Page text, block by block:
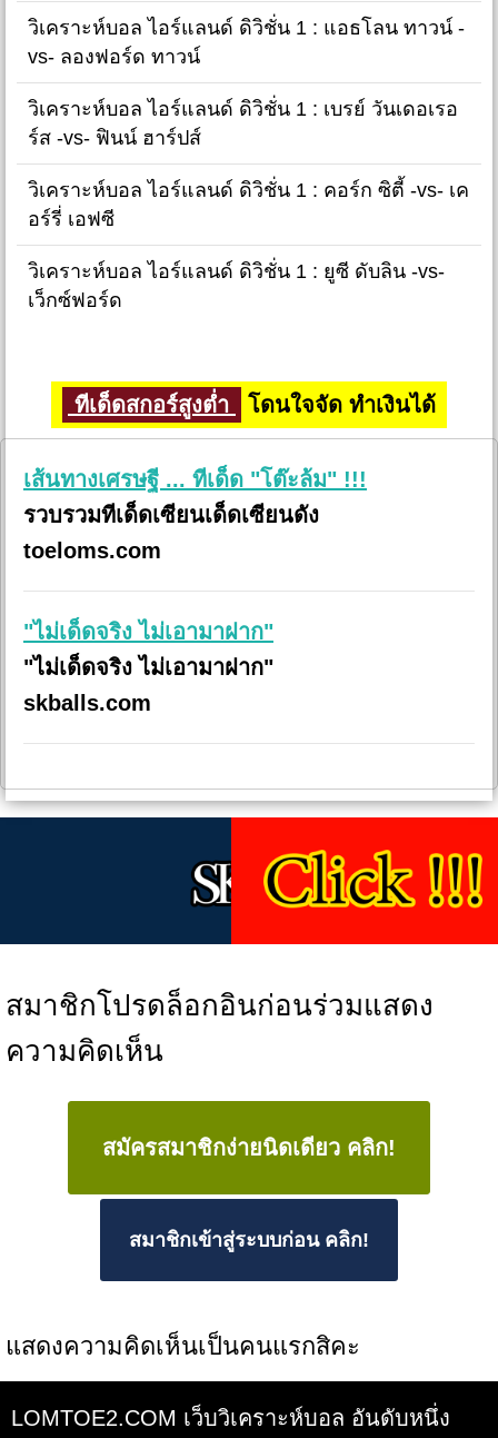
วิเคราะห์บอล ไอร์แลนด์ ดิวิชั่น 1 : แอธโลน ทาวน์ -
vs- ลองฟอร์ด ทาวน์
วิเคราะห์บอล ไอร์แลนด์ ดิวิชั่น 1 : เบรย์ วันเดอเรอ
ร์ส -vs- ฟินน์ ฮาร์ปส์
วิเคราะห์บอล ไอร์แลนด์ ดิวิชั่น 1 : คอร์ก ซิตี้ -vs- เค
อร์รี่ เอฟซี
วิเคราะห์บอล ไอร์แลนด์ ดิวิชั่น 1 : ยูซี ดับลิน -vs-
เว็กซ์ฟอร์ด
ทีเด็ดสกอร์สูงต่ำ โดนใจจัด ทำเงินได้
เส้นทางเศรษฐี ... ทีเด็ด "โต๊ะล้ม" !!!
รวบรวมทีเด็ดเซียนเด็ดเซียนดัง
toeloms.com
"ไม่เด็ดจริง ไม่เอามาฝาก"
"ไม่เด็ดจริง ไม่เอามาฝาก"
skballs.com
สมาชิกโปรดล็อกอินก่อนร่วมแสดง
ความคิดเห็น
สมัครสมาชิกง่ายนิดเดียว คลิก!
สมาชิกเข้าสู่ระบบก่อน คลิก!
แสดงความคิดเห็นเป็นคนแรกสิคะ
LOMTOE2.COM เว็บวิเคราะห์บอล อันดับหนึ่ง